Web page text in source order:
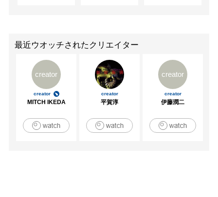
最近ウオッチされたクリエイター
creator
creator
MITCH IKEDA
creator
平賀淳
creator
creator
伊藤潤二